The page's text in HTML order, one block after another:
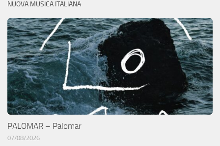
NUOVA MUSICA ITALIANA
PALOMAR – Palomar
07/08/2026